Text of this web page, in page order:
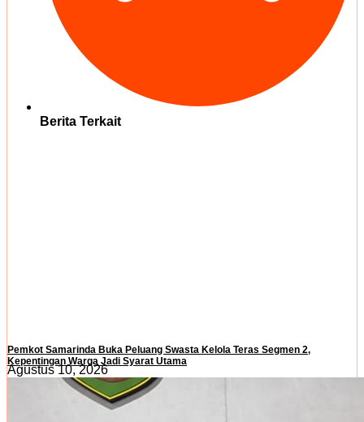
Berita Terkait
Pemkot Samarinda Buka Peluang Swasta Kelola Teras Segmen 2,
Kepentingan Warga Jadi Syarat Utama
Agustus 10, 2026